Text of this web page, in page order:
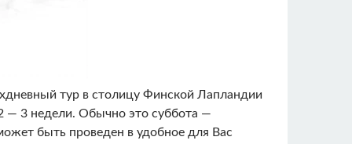
тур в столицу Финской Лапландии
— 3 недели. Обычно это суббота —
быть проведен в удобное для Вас